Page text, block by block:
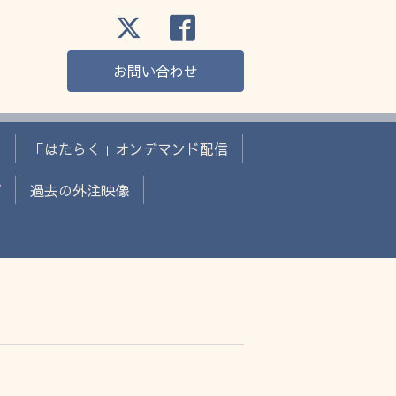
お問い合わせ
「はたらく」オンデマンド配信
過去の外注映像